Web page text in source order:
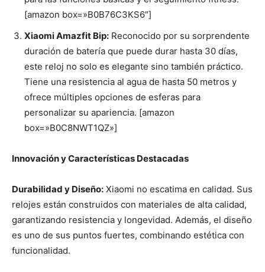
[amazon box=»B0B76C3KS6″]
Xiaomi Amazfit Bip: Reconocido por su sorprendente
duración de batería que puede durar hasta 30 días,
este reloj no solo es elegante sino también práctico.
Tiene una resistencia al agua de hasta 50 metros y
ofrece múltiples opciones de esferas para
personalizar su apariencia. [amazon
box=»B0C8NWT1QZ»]
Innovación y Características Destacadas
Durabilidad y Diseño: Xiaomi no escatima en calidad. Sus
relojes están construidos con materiales de alta calidad,
garantizando resistencia y longevidad. Además, el diseño
es uno de sus puntos fuertes, combinando estética con
funcionalidad.